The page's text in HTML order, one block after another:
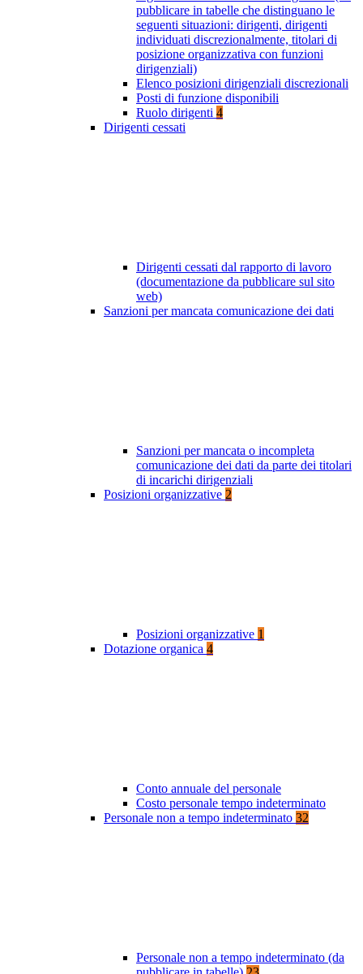
pubblicare in tabelle che distinguano le
seguenti situazioni: dirigenti, dirigenti
individuati discrezionalmente, titolari di
posizione organizzativa con funzioni
dirigenziali)
Elenco posizioni dirigenziali discrezionali
Posti di funzione disponibili
Ruolo dirigenti 4
Dirigenti cessati
Dirigenti cessati dal rapporto di lavoro
(documentazione da pubblicare sul sito
web)
Sanzioni per mancata comunicazione dei dati
Sanzioni per mancata o incompleta
comunicazione dei dati da parte dei titolari
di incarichi dirigenziali
Posizioni organizzative 2
Posizioni organizzative 1
Dotazione organica 4
Conto annuale del personale
Costo personale tempo indeterminato
Personale non a tempo indeterminato 32
Personale non a tempo indeterminato (da